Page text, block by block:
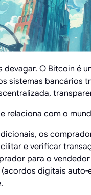
devagar. O Bitcoin é
sistemas bancários
relaciona com o
os
e verificar
para o
digitais